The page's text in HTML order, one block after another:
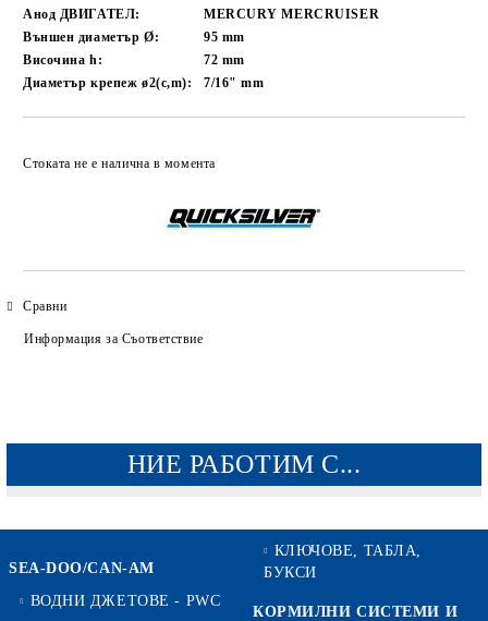
Анод ДВИГАТЕЛ:
MERCURY MERCRUISER
Външен диаметър Ø:
95 mm
Височина h:
72 mm
Диаметър крепеж ø2(c,m):
7/16"mm
Стоката не е налична в момента
Сравни
Информация за Съответствие
НИЕ РАБОТИМ С...
SEA-DOO/CAN-AM
ВОДНИ ДЖЕТОВЕ - PWC
КЛЮЧОВЕ, ТАБЛА,
БУКСИ
КОРМИЛНИ СИСТЕМИ И